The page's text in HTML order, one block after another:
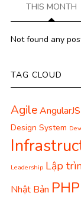
THIS MONTH
Not found any
TAG CLOUD
AgileAngularJS
Design System
Leadership Lập
Nhật Bản PHP